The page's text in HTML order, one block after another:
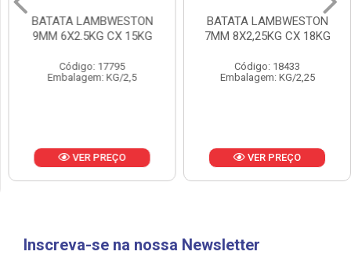
BATATA LAMBWESTON
9MM 6X2.5KG CX 15KG
Código: 17795
Embalagem: KG/2,5
VER PREÇO
BATATA LAMBWESTON
7MM 8X2,25KG CX 18KG
Código: 18433
Embalagem: KG/2,25
VER PREÇO
Inscreva-se na nossa Newsletter